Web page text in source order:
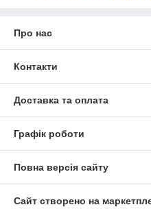
Про нас
Контакти
Доставка та оплата
Графік роботи
Повна версія сайту
Сайт створено на